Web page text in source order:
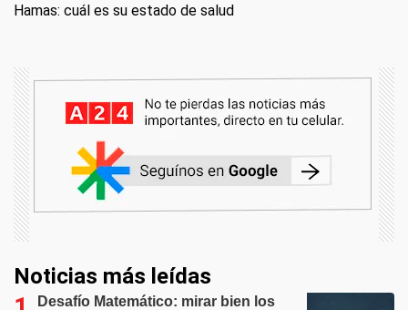
Hamas: cuál es su estado de salud
Noticias más leídas
Desafío Matemático: mirar bien los